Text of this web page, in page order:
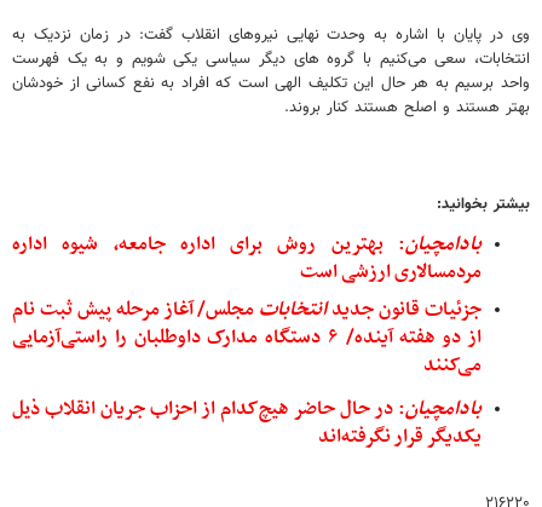
وی در پایان با اشاره به وحدت نهایی نیروهای انقلاب گفت: در زمان نزدیک به
انتخابات، سعی می‌کنیم با گروه های دیگر سیاسی یکی شویم و به یک فهرست
واحد برسیم به هر حال این تکلیف الهی است که افراد به نفع کسانی از خودشان
بهتر هستند و اصلح هستند کنار بروند.
بیشتر بخوانید:
بادامچیان: بهترین روش برای اداره جامعه، شیوه اداره
مردمسالاری ارزشی است
جزئیات قانون جدیدانتخاباتمجلس/ آغاز مرحله پیش ثبت نام
از دو هفته آینده/ ۶ دستگاه مدارک داوطلبان را راستی‌آزمایی
می‌کنند
بادامچیان: در حال حاضر هیچ‌کدام از احزاب جریان انقلاب ذیل
یکدیگر قرار نگرفته‌اند